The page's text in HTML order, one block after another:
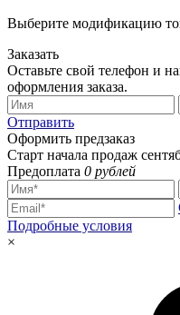
Выберите модификацию
Заказать
Оставьте свой телефон и
оформления заказа.
Отправить
Оформить предзаказ
Старт начала продаж
Предоплата 0 рублей
Подробные условия
×